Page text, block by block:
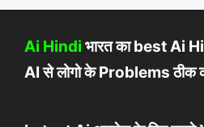
Ai Hindi भारत का best Ai
AI से लोगो के Problems ठीक